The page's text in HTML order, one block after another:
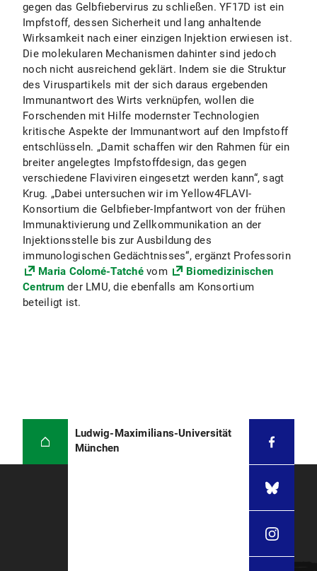
gegen das Gelbfiebervirus zu schließen. YF17D ist ein
Impfstoff, dessen Sicherheit und lang anhaltende
Wirksamkeit nach einer einzigen Injektion erwiesen ist.
Die molekularen Mechanismen dahinter sind jedoch
noch nicht ausreichend geklärt. Indem sie die Struktur
des Viruspartikels mit der sich daraus ergebenden
Immunantwort des Wirts verknüpfen, wollen die
Forschenden mit Hilfe modernster Technologien
kritische Aspekte der Immunantwort auf den Impfstoff
entschlüsseln. „Damit schaffen wir den Rahmen für ein
breiter angelegtes Impfstoffdesign, das gegen
verschiedene Flaviviren eingesetzt werden kann“, sagt
Krug. „Dabei untersuchen wir im Yellow4FLAVI-
Konsortium die Gelbfieber-Impfantwort von der frühen
Immunaktivierung und Zellkommunikation an der
Injektionsstelle bis zur Ausbildung des
immunologischen Gedächtnisses“, ergänzt Professorin
Maria Colomé-Tatchévom
Biomedizinischen
Centrumder LMU, die ebenfalls am Konsortium
beteiligt ist.
Ludwig-Maximilians-Universität
München